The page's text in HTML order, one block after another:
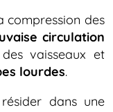
compression des
circulation
vaisseaux et
lourdes.
dans une